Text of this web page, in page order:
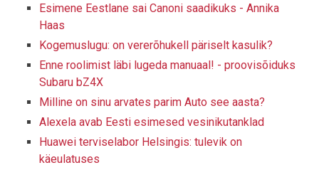
Esimene Eestlane sai Canoni saadikuks - Annika
Haas
Kogemuslugu: on vererõhukell päriselt kasulik?
Enne roolimist läbi lugeda manuaal! - proovisõiduks
Subaru bZ4X
Milline on sinu arvates parim Auto see aasta?
Alexela avab Eesti esimesed vesinikutanklad
Huawei terviselabor Helsingis: tulevik on
käeulatuses